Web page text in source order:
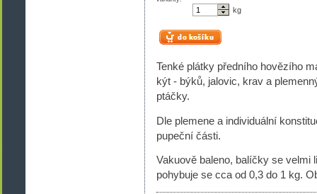
kg
Tenké plátky předního hovězího
kýt - býků, jalovic, krav a
ptáčky.
Dle plemene a individuální
pupeční části.
Vakuově baleno, balíčky se velmi
pohybuje se cca od 0,3 do 1 kg.